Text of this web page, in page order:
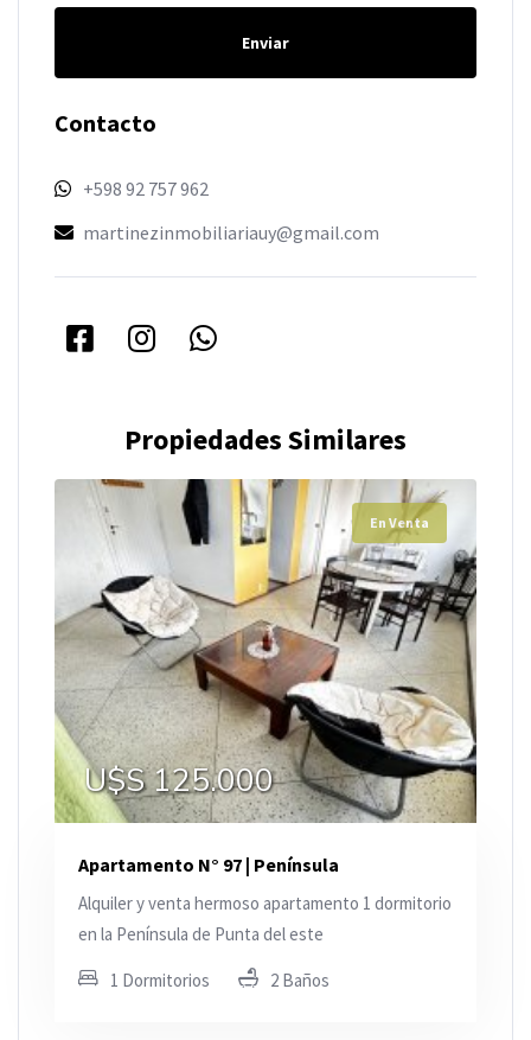
Enviar
Contacto
+598 92 757 962
martinezinmobiliariauy@gmail.com
Propiedades Similares
En Venta
U$S 125.000
Apartamento N° 97 | Península
Alquiler y venta hermoso apartamento 1 dormitorio
en la Península de Punta del este
1 Dormitorios 2 Baños